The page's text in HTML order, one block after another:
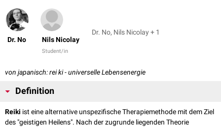
Dr. No Nils Nicolay
Student/in
Dr. No, Nils Nicolay + 1
von japanisch: rei ki - universelle Lebensenergie
Definition
Reiki ist eine alternative unspezifische Therapiemethode mit dem Ziel
des "geistigen Heilens". Nach der zugrunde liegenden Theorie